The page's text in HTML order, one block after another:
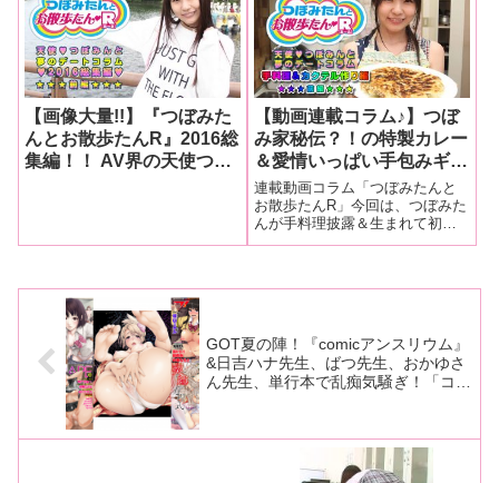
【画像大量!!】『つぼみた
んとお散歩たんR』2016総
集編！！ AV界の天使つぼ
【動画連載コラム♪】つぼ
み家秘伝？！の特製カレー
＆愛情いっぱい手包みギョ
ウザを披露(^o^)♥【つぼみ
たんとお散歩たんR】手料
理披露＆カクテル作り編
（前編）
連載動画コラム「つぼみたんと
お散歩たんR」今回は、つぼみた
んが手料理披露＆生まれて初め
てのカクテル作りにチャレンジ
GOT夏の陣！『comicアンスリウム』
&日吉ハナ先生、ばつ先生、おかゆさ
ん先生、単行本で乱痴気騒ぎ！「コミ